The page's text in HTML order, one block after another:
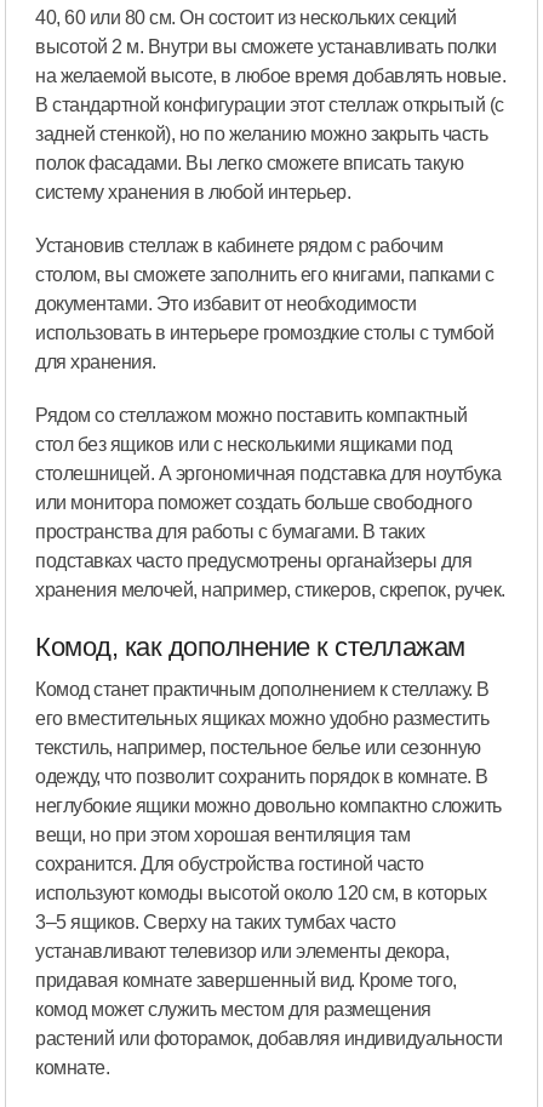
40, 60 или 80 см. Он состоит из нескольких секций
высотой 2 м. Внутри вы сможете устанавливать полки
на желаемой высоте, в любое время добавлять новые.
В стандартной конфигурации этот стеллаж открытый (с
задней стенкой), но по желанию можно закрыть часть
полок фасадами. Вы легко сможете вписать такую
систему хранения в любой интерьер.
Установив стеллаж в кабинете рядом с рабочим
столом, вы сможете заполнить его книгами, папками с
документами. Это избавит от необходимости
использовать в интерьере громоздкие столы с тумбой
для хранения.
Рядом со стеллажом можно поставить компактный
стол без ящиков или с несколькими ящиками под
столешницей. А эргономичная подставка для ноутбука
или монитора поможет создать больше свободного
пространства для работы с бумагами. В таких
подставках часто предусмотрены органайзеры для
хранения мелочей, например, стикеров, скрепок, ручек.
Комод, как дополнение к стеллажам
Комод станет практичным дополнением к стеллажу. В
его вместительных ящиках можно удобно разместить
текстиль, например, постельное белье или сезонную
одежду, что позволит сохранить порядок в комнате. В
неглубокие ящики можно довольно компактно сложить
вещи, но при этом хорошая вентиляция там
сохранится. Для обустройства гостиной часто
используют комоды высотой около 120 см, в которых
3–5 ящиков. Сверху на таких тумбах часто
устанавливают телевизор или элементы декора,
придавая комнате завершенный вид. Кроме того,
комод может служить местом для размещения
растений или фоторамок, добавляя индивидуальности
комнате.